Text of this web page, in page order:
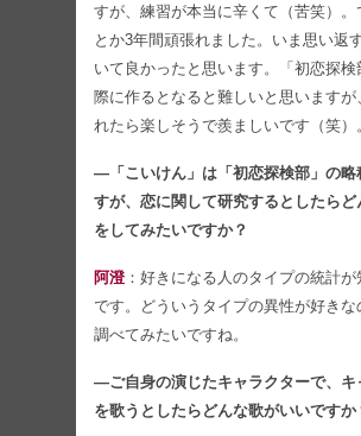
すが、練習が本当に辛くて（苦笑）。
とか3年間頑張れました。いま思い返
いて良かったと思います。「初恋探検
際に作るとなると難しいと思いますが
れたら楽しそうで羨ましいです（笑）
―「こいけん」は「初恋探検部」の略
すが、恋に関して研究するとしたらど
をしてみたいですか？
阿澄：好きになる人のタイプの統計が
です。どういうタイプの異性が好き
調べてみたいですね。
―ご自身の演じたキャラクターで、キ
を歌うとしたらどんな歌がいいですか